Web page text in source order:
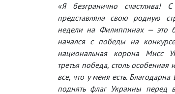
«Я безгранично счастлива!
представляла свою родную
недели на Филиппинах — это
начался с победы на
национальная корона Мисс
третья победа, столь
все, что у меня есть.
поднять флаг Украины перед